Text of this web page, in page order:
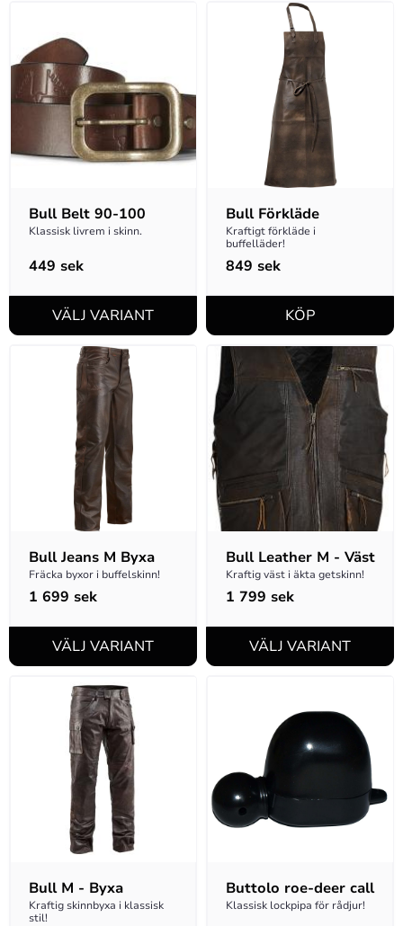
Bull Belt 90-100
Klassisk livrem i skinn.
449 sek
Bull Förkläde
Kraftigt förkläde i
buffelläder!
849 sek
Bull Jeans M Byxa
Fräcka byxor i buffelskinn!
1 699 sek
Bull Leather M - Väst
Kraftig väst i äkta getskinn!
1 799 sek
Bull M - Byxa
Kraftig skinnbyxa i klassisk
stil!
Buttolo roe-deer call
Klassisk lockpipa för rådjur!